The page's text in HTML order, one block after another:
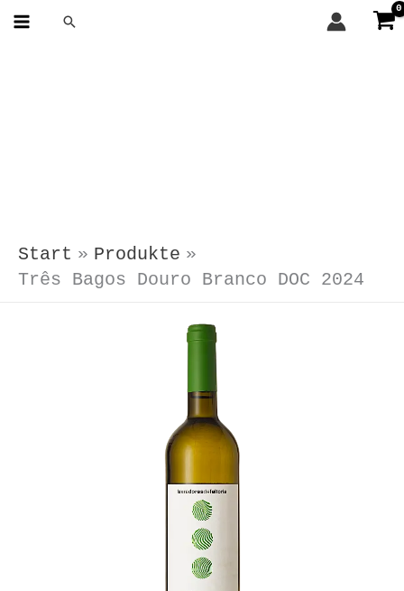
Zum
Suchen
Start
Produkte
Três Bagos Douro Branco DOC 2024